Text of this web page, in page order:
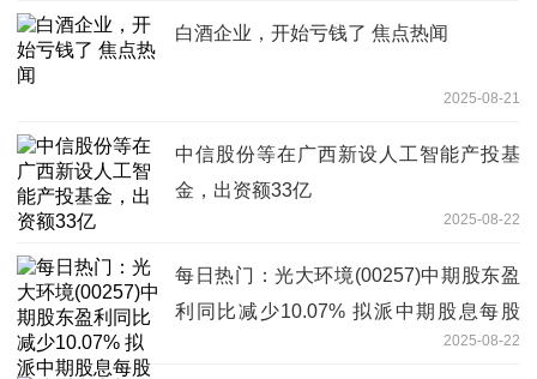
白酒企业，开始亏钱了 焦点热闻
2025-08-21
中信股份等在广西新设人工智能产投基
金，出资额33亿
2025-08-22
每日热门：光大环境(00257)中期股东盈
利同比减少10.07% 拟派中期股息每股
2025-08-22